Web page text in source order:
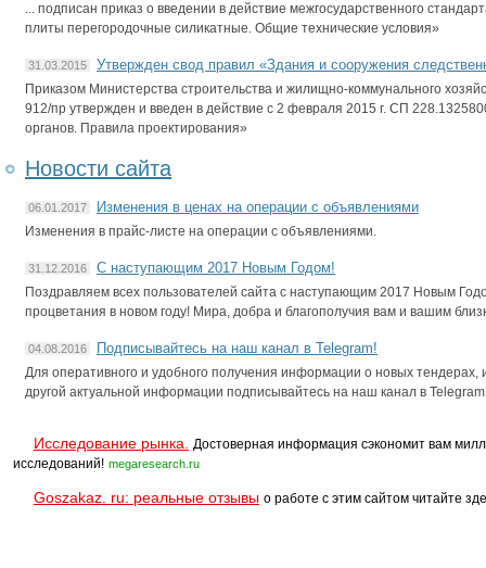
... подписан приказ о введении в действие межгосударственного
плиты перегородочные силикатные. Общие технические условия»
31.03.2015 Утвержден свод правил «Здания и сооружения
Приказом Министерства строительства и жилищно-коммунального
912/пр утвержден и введен в действие с 2 февраля 2015 г. СП
органов. Правила проектирования»
Новости сайта
06.01.2017 Изменения в ценах на операции с объявлениями
Изменения в прайс-листе на операции с объявлениями.
31.12.2016 С наступающим 2017 Новым Годом!
Поздравляем всех пользователей сайта с наступающим 2017 Новым
процветания в новом году! Мира, добра и благополучия вам и вашим
04.08.2016 Подписывайтесь на наш канал в Telegram!
Для оперативного и удобного получения информации о новых тендерах,
другой актуальной информации подписывайтесь на наш канал в
Исследование рынка.
Достоверная информация сэкономит вам
исследований! megaresearch.ru
Goszakaz. ru: реальные отзывы о работе с этим сайтом читайте